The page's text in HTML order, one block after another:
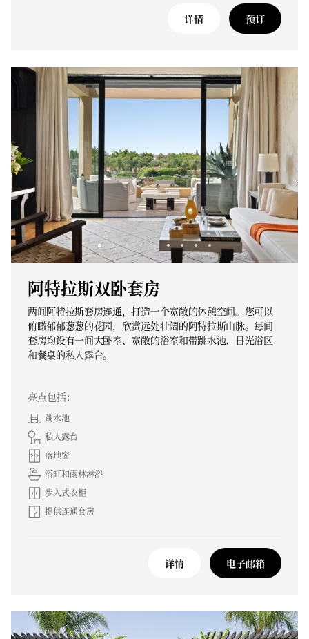
详情 预订
阿特拉斯双卧套房
两间阿特拉斯套房连通，打造一个宽敞的休憩空间。您可以
俯瞰郁郁葱葱的花园，欣赏远处壮阔的阿特拉斯山脉。每间
套房均设有一间大卧室、宽敞的浴室和带跳水池、日光浴区
和餐桌的私人露台。
亮点包括：
跳水池
私人露台
落地窗
浴缸和雨林淋浴
步入式衣柜
提供连通套房
详情 电子邮箱